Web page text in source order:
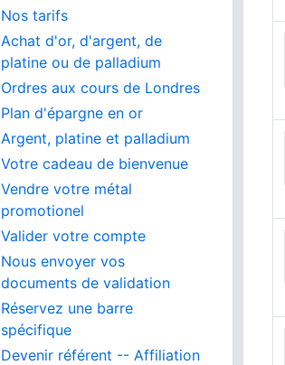
Nos tarifs
Achat d'or, d'argent, de
platine ou de palladium
Ordres aux cours de Londres
Plan d'épargne en or
Argent, platine et palladium
Votre cadeau de bienvenue
Vendre votre métal
promotionel
Valider votre compte
Nous envoyer vos
documents de validation
Réservez une barre
spécifique
Devenir référent -- Affiliation